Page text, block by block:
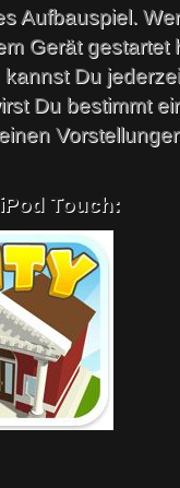
Aufbauspiel.
Gerät gestartet
Du
Du bestimmt
Touch: